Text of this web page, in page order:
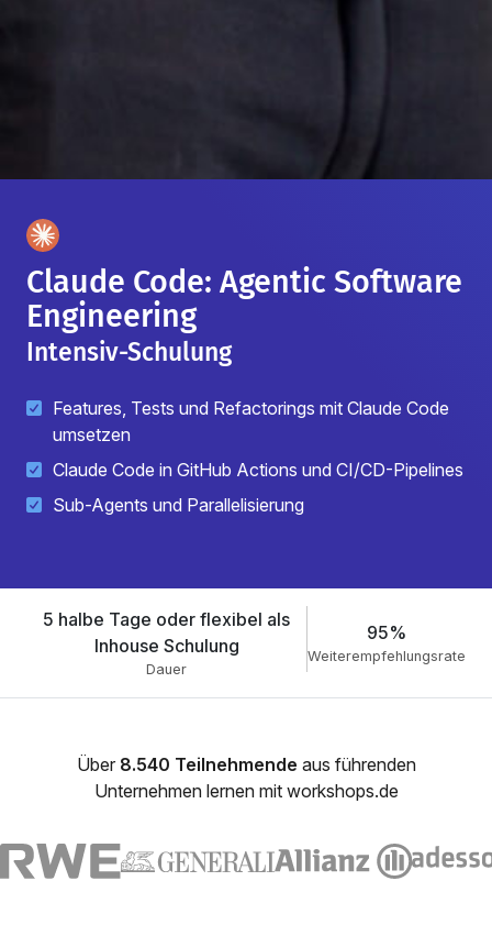
Claude Code: Agentic Software
Engineering
Intensiv-Schulung
Features, Tests und Refactorings mit Claude Code
umsetzen
Claude Code in GitHub Actions und CI/CD-Pipelines
Sub-Agents und Parallelisierung
5 halbe Tage oder flexibel als
Inhouse Schulung
Dauer
95%
Weiterempfehlungsrate
Über 8.540 Teilnehmende aus führenden
Unternehmen lernen mit workshops.de